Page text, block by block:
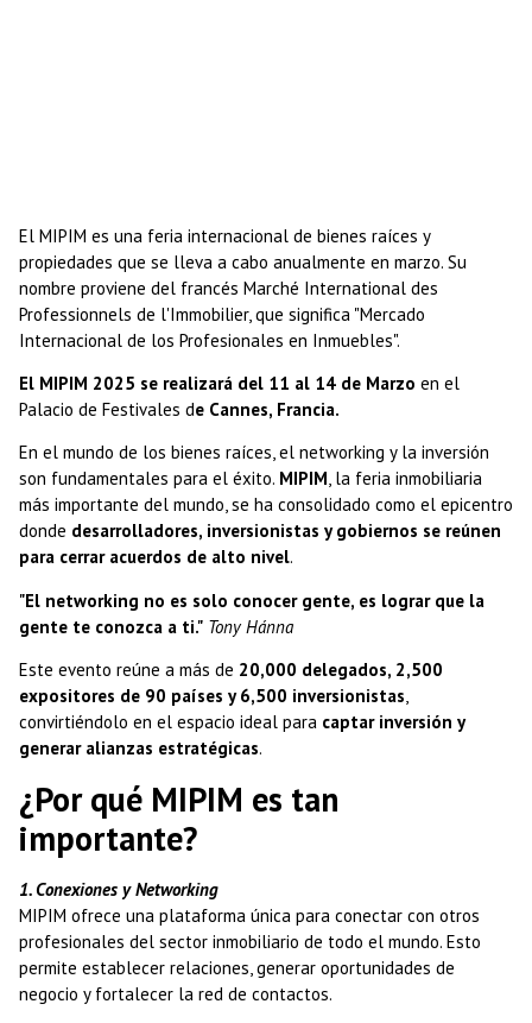
El MIPIM es una feria internacional de bienes raíces y
propiedades que se lleva a cabo anualmente en marzo. Su
nombre proviene del francés Marché International des
Professionnels de l'Immobilier, que significa "Mercado
Internacional de los Profesionales en Inmuebles".
El MIPIM 2025 se realizará del 11 al 14 de Marzo en el
Palacio de Festivales de Cannes, Francia.
En el mundo de los bienes raíces, el networking y la inversión
son fundamentales para el éxito. MIPIM, la feria inmobiliaria
más importante del mundo, se ha consolidado como el epicentro
donde desarrolladores, inversionistas y gobiernos se reúnen
para cerrar acuerdos de alto nivel.
"El networking no es solo conocer gente, es lograr que la
gente te conozca a ti." Tony Hánna
Este evento reúne a más de 20,000 delegados, 2,500
expositores de 90 países y 6,500 inversionistas,
convirtiéndolo en el espacio ideal para captar inversión y
generar alianzas estratégicas.
¿Por qué MIPIM es tan
importante?
1. Conexiones y Networking
MIPIM ofrece una plataforma única para conectar con otros
profesionales del sector inmobiliario de todo el mundo. Esto
permite establecer relaciones, generar oportunidades de
negocio y fortalecer la red de contactos.